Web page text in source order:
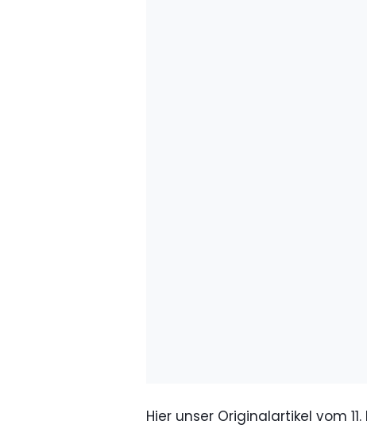
Hier unser Originalartikel vom 11.